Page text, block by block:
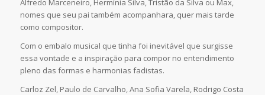
nomes que seu pai também acompanhara, quer mais tarde
como compositor.
Com o embalo musical que tinha foi inevitável que surgisse
essa vontade e a inspiração para compor no entendimento
pleno das formas e harmonias fadistas.
Carloz Zel, Paulo de Carvalho, Ana Sofia Varela, Rodrigo Costa